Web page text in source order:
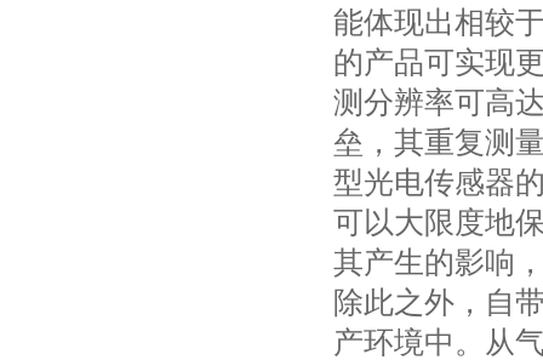
能体现出相较
的产品可实现
测分辨率可高
垒，其重复测
型光电传感器
可以大限度地
其产生的影响
除此之外，自
产环境中。从